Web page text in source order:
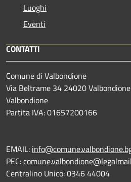
Luoghi
Eventi
CONTATTI
Comune di Valbondione
Via Beltrame 34 24020
Valbondione
Partita IVA: 01657200166
EMAIL:
PEC:
Centralino Unico: 0346 44004